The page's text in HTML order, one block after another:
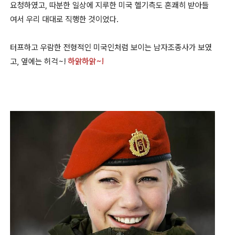
요청하였고, 따분한 일상에 지루한 미국 헬기측도 혼쾌히 받아들
여서 우리 대대로 직행한 것이었다.
터프하고 우람한 전형적인 미국인처럼 보이는 남자조종사가 보였
고, 옆에는 허걱~! 하앍하앍~!